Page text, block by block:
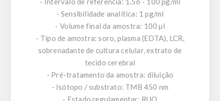
- Sensibilidade analítica: 1 pg/ml
- Volume final da amostra: 100 µl
- Tipo de amostra: soro, plasma (EDTA), LCR,
sobrenadante de cultura celular, extrato de
tecido cerebral
- Pré-tratamento da amostra: diluição
- Isótopo / substrato: TMB 450 nm
- Estado regulamentar: RUO